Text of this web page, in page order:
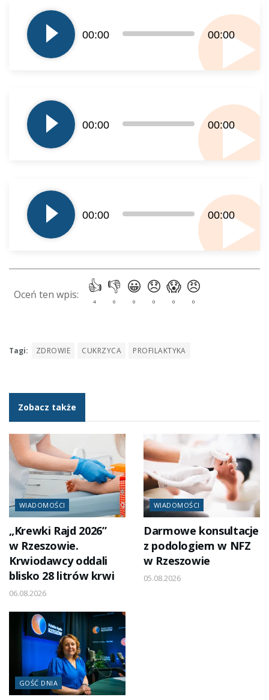
plików
dźwiękowych
00:00 00:00
plików
dźwiękowych
00:00 00:00
plików
dźwiękowych
00:00 00:00
Tagi: ZDROWIE CUKRZYCA PROFILAKTYKA
Zobacz także
WIADOMOŚCI
„Krewki Rajd 2026”
w Rzeszowie.
Krwiodawcy oddali
blisko 28 litrów krwi
06.08.2026
WIADOMOŚCI
Darmowe konsultacje
z podologiem w NFZ
w Rzeszowie
05.08.2026
GOŚĆ DNIA